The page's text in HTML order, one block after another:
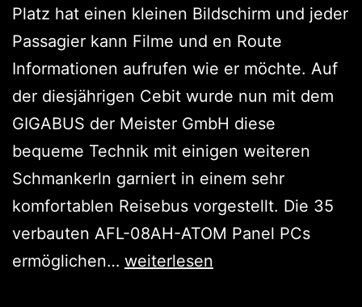
Platz hat einen kleinen Bildschirm und jeder
Passagier kann Filme und en Route
Informationen aufrufen wie er möchte. Auf
der diesjährigen Cebit wurde nun mit dem
GIGABUS der Meister GmbH diese
bequeme Technik mit einigen weiteren
Schmankerln garniert in einem sehr
komfortablen Reisebus vorgestellt. Die 35
verbauten AFL-08AH-ATOM Panel PCs
ermöglichen… Der
weiterlesen